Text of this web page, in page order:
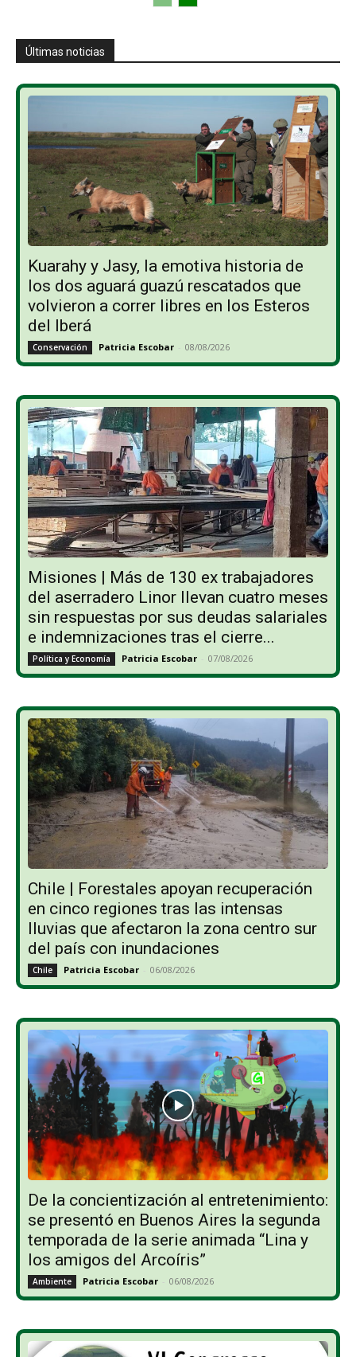
Últimas noticias
Kuarahy y Jasy, la emotiva historia de
los dos aguará guazú rescatados que
volvieron a correr libres en los Esteros
del Iberá
Conservación Patricia Escobar - 08/08/2026
Misiones | Más de 130 ex trabajadores
del aserradero Linor llevan cuatro meses
sin respuestas por sus deudas salariales
e indemnizaciones tras el cierre...
Política y Economía Patricia Escobar - 07/08/2026
Chile | Forestales apoyan recuperación
en cinco regiones tras las intensas
lluvias que afectaron la zona centro sur
del país con inundaciones
Chile Patricia Escobar - 06/08/2026
De la concientización al entretenimiento:
se presentó en Buenos Aires la segunda
temporada de la serie animada “Lina y
los amigos del Arcoíris”
Ambiente Patricia Escobar - 06/08/2026